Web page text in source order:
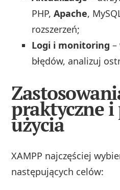
PHP,Apache,
rozszerzeń;
Logi i monitoring –
błędów, analizuj
praktyczne
użycia
XAMPP najczęściej
następujących celów: